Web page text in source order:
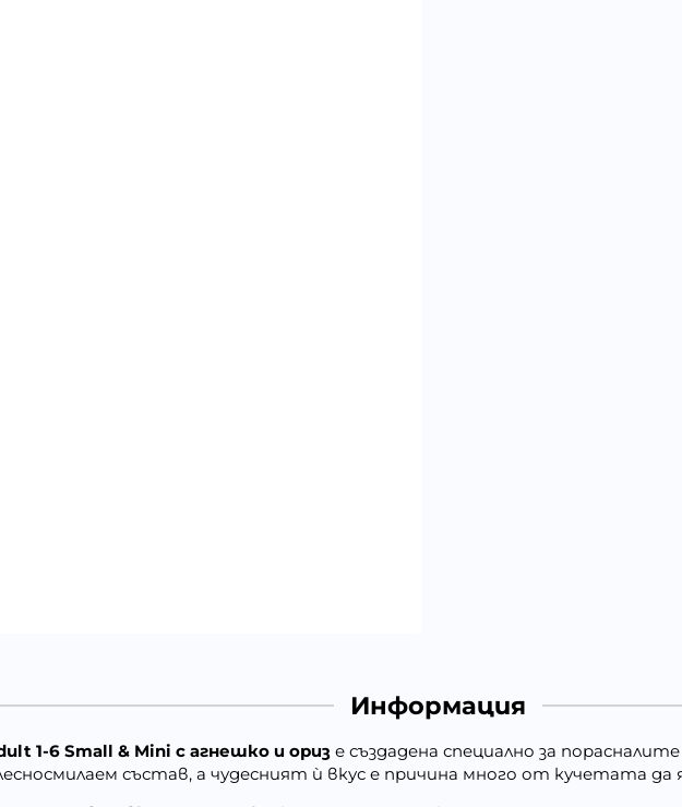
Информация
1-6 Small & Mini с агнешко и оризе създадена специално за
състав, а чудесният ѝ вкус е причина много от кучетата